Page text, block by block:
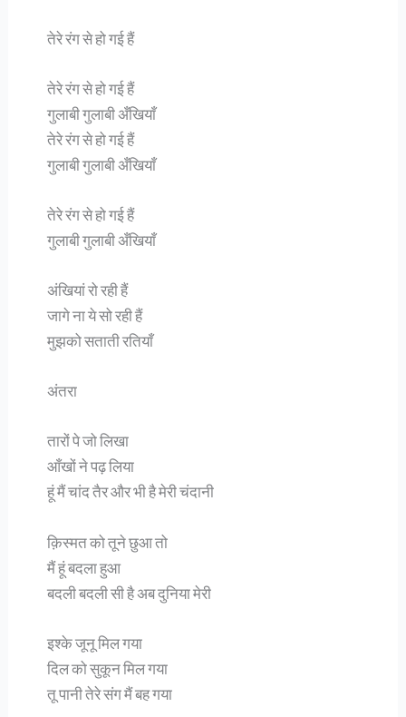
तेरे रंग से हो गई हैं
तेरे रंग से हो गई हैं
गुलाबी गुलाबी अँखियाँ
तेरे रंग से हो गई हैं
गुलाबी गुलाबी अँखियाँ
तेरे रंग से हो गई हैं
गुलाबी गुलाबी अँखियाँ
अंखियां रो रही हैं
जागे ना ये सो रही हैं
मुझको सताती रतियाँ
अंतरा
तारों पे जो लिखा
आँखों ने पढ़ लिया
हूं मैं चांद तैर और भी है मेरी चंदानी
क़िस्मत को तूने छुआ तो
मैं हूं बदला हुआ
बदली बदली सी है अब दुनिया मेरी
इश्के जूनू मिल गया
दिल को सुकून मिल गया
तू पानी तेरे संग मैं बह गया